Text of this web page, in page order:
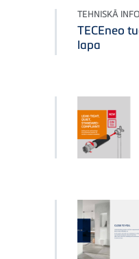
TEHNISKĀ
TECEneo
lapa